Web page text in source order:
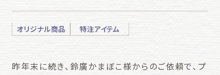
オリジナル商品 特注アイテム
昨年末に続き、鈴廣かまぼこ様からのご依頼で、プ